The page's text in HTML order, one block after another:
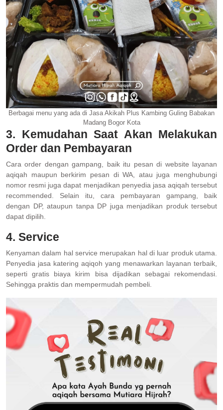
Berbagai menu yang ada di Jasa Akikah Plus Kambing Guling Babakan
Madang Bogor Kota
3. Kemudahan Saat Akan Melakukan
Order dan Pembayaran
Cara order dengan gampang, baik itu pesan di website layanan
aqiqah maupun berkirim pesan di WA, atau juga menghubungi
nomor resmi juga dapat menjadikan penyedia jasa aqiqah tersebut
recommended. Selain itu, cara pembayaran gampang, baik
dengan DP, ataupun tanpa DP juga menjadikan produk tersebut
dapat dipilih.
4. Service
Kenyaman dalam hal service merupakan hal di luar produk utama.
Penyedia jasa katering aqiqoh yang menawarkan layanan terbaik,
seperti gratis biaya kirim bisa dijadikan sebagai rekomendasi.
Sehingga praktis dan mempermudah pembeli.